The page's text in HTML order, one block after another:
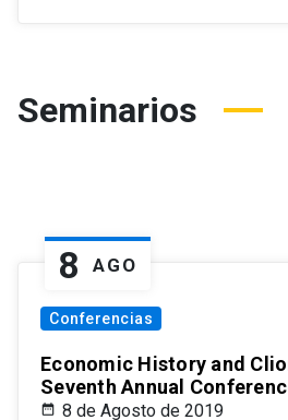
Seminarios
8 AGO
Conferencias
Economic History and
Seventh Annual
8 de Agosto de 2019